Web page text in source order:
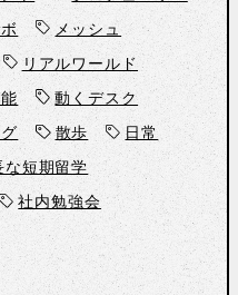
メッシュ
リアルワールド
動くデスク
散歩
日常
な短期留学
社内勉強会